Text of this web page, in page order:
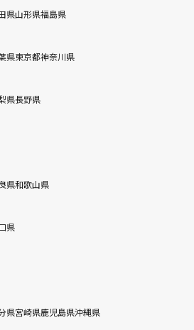
県山形県福島県
県東京都神奈川県
県長野県
県和歌山県
県
県宮崎県鹿児島県沖縄県